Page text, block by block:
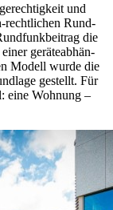
und
rechtlichen Rund­
die
geräte­abhän­
Modell wurde die
gestellt. Für
eine Wohnung –